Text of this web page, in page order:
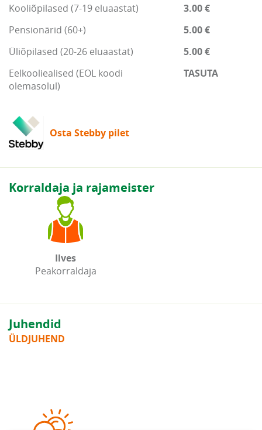
Kooliõpilased (7-19 eluaastat)
3.00 €
Pensionärid (60+)
5.00 €
Üliõpilased (20-26 eluaastat)
5.00 €
Eelkooliealised (EOL koodi
olemasolul)
TASUTA
Osta Stebby pilet
Korraldaja ja rajameister
Ilves
Peakorraldaja
Juhendid
ÜLDJUHEND